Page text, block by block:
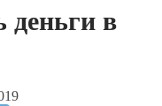
деньги в